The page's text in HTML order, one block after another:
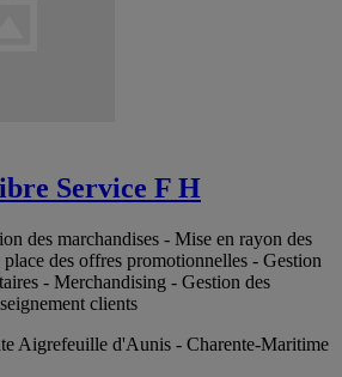
Service F H
des marchandises - Mise en rayon des
des offres promotionnelles - Gestion
- Merchandising - Gestion des
clients
Aigrefeuille d'Aunis - Charente-Maritime